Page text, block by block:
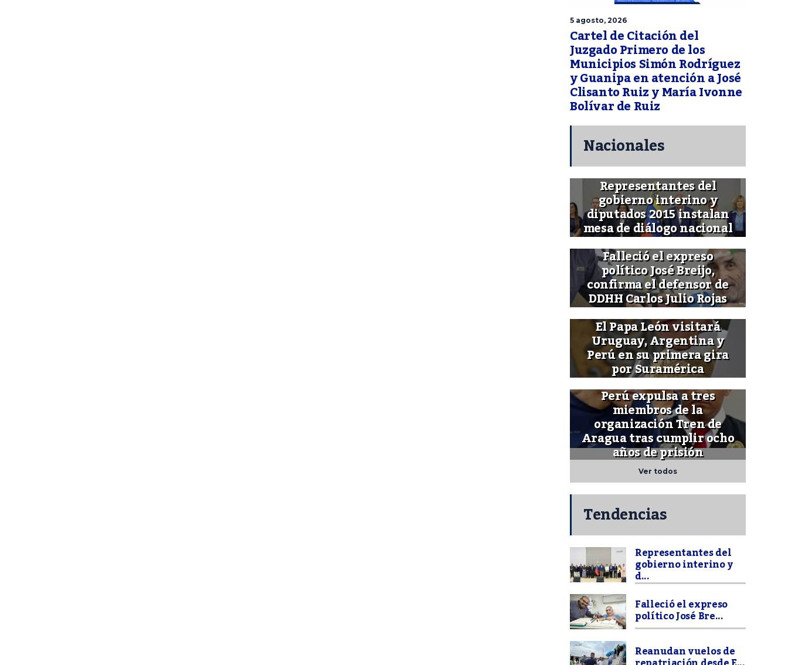
5 agosto, 2026
Cartel de Citación del
Juzgado Primero de los
Municipios Simón Rodríguez
y Guanipa en atención a José
Clisanto Ruiz y María Ivonne
Bolívar de Ruiz
Nacionales
Representantes del
gobierno interino y
diputados 2015 instalan
mesa de diálogo nacional
Falleció el expreso
político José Breijo,
confirma el defensor de
DDHH Carlos Julio Rojas
El Papa León visitará
Uruguay, Argentina y
Perú en su primera gira
por Suramérica
Perú expulsa a tres
miembros de la
organización Tren de
Aragua tras cumplir ocho
años de prisión
Ver todos
Tendencias
Representantes del
gobierno interino y
d...
Falleció el expreso
político José Bre...
Reanudan vuelos de